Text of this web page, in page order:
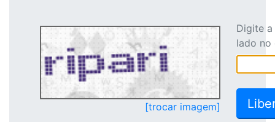
[trocar imagem]
Digite
lado no